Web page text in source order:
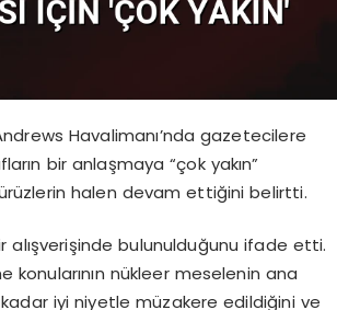
Havalimanı’nda gazetecilere
bir anlaşmaya “çok yakın”
halen devam ettiğini belirtti.
alışverişinde bulunulduğunu ifade etti.
nükleer meselenin ana
kadar iyi niyetle müzakere edildiğini ve